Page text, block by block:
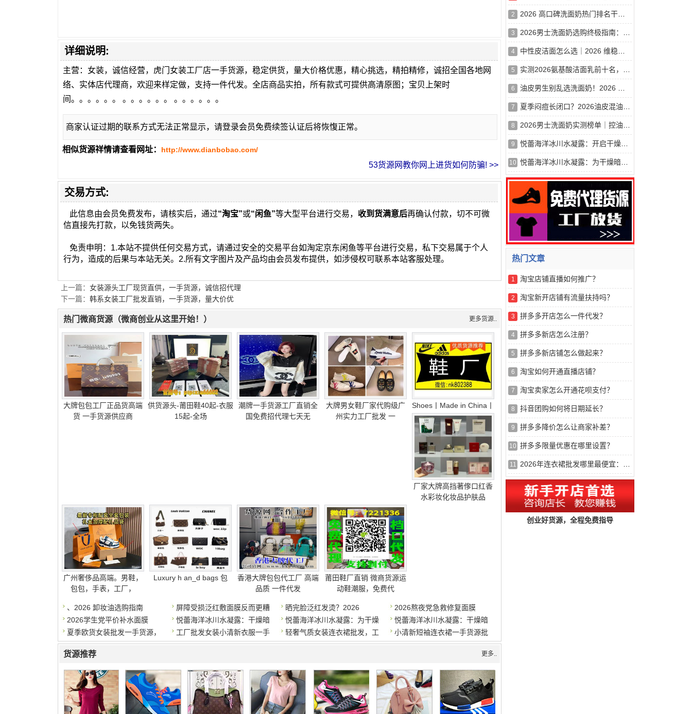
详细说明:
主营：女装，诚信经营，虎门女装工厂店一手货源，稳定供货，量大价格优惠，精心挑选，精拍精修，诚招全国各地网
络、实体店代理商，欢迎来样定做，支持一件代发。全店商品实拍，所有款式可提供高清原图；宝贝上架时
间。。。。。。 。。。。。。 。。。。。。
商家认证过期的联系方式无法正常显示，请登录会员免费续签认证后将恢愎正常。
相似货源祥情请查看网址： http://www.dianbobao.com/
53货源网教你网上进货如何防骗! >>
交易方式:
此信息由会员免费发布，请核实后，通过“淘宝”或“闲鱼”等大型平台进行交易， 收到货满意后再确认付款，切不可微
信直接先打款，以免钱货两失。
免责申明：1.本站不提供任何交易方式，请通过安全的交易平台如淘定京东闲鱼等平台进行交易，私下交易属于个人
行为，造成的后果与本站无关。2.所有文字图片及产品均由会员发布提供，如涉侵权可联系本站客服处理。
上一篇： 女装源头工厂现货直供，一手货源，诚信招代理
下一篇： 韩系女装工厂批发直销，一手货源，量大价优
热门微商货源（微商创业从这里开始！） 更多货源..
大牌包包工厂正品货高端
货 一手货源供应商
供货源头-莆田鞋40起-衣服
15起-全场
潮牌一手货源工厂直销全
国免费招代理七天无
大牌男女鞋厂家代购级广
州实力工厂批发 一
Shoes丨Made in China丨
厂家大牌高挡著偧口红香
水彩妆化妆品护肤品
广州奢侈品高端。男鞋，
包包，手表，工厂，
Luxury h an_d bags 包
香港大牌包包代工厂 高端
品质 一件代发
莆田鞋厂直销 微商货源运
动鞋潮服，免费代
、2026 卸妆油选购指南 屏障受损泛红敷面膜反而更糟 晒完脸泛红发烫？2026
2026熬夜党急救修复面膜
2026学生党平价补水面膜
悦蕾海洋冰川水凝露：干燥暗 悦蕾海洋冰川水凝露：为干燥
悦蕾海洋冰川水凝露：干燥暗
夏季欧货女装批发一手货源，
工厂批发女装小清新衣服一手 轻奢气质女装连衣裙批发，工 小清新短袖连衣裙一手货源批
货源推荐 更多..
2 2026 高口碑洗面奶热门排名干货分享，学生党预算友好款，修护控
3 2026男士洗面奶选购终极指南：百元内平价好物，干皮油皮敏感肌怎
4 中性皮洁面怎么选｜2026 维稳洗面奶清单，温和洗干净还护屏障
5 实测2026氨基酸洁面乳前十名，专为干皮敏感肌打造，补水保湿不伤
6 油皮男生别乱选洗面奶！2026 男士氨基酸洁面，清爽祛痘清洁到位
7 夏季闷痘长闭口？2026油皮混油痘肌男士控油祛痘洗面奶推荐
8 2026男士洗面奶实测榜单｜控油补水兼顾，新手闭眼不踩坑
9 悦蕾海洋冰川水凝露：开启干燥暗沉肌的焕颜之旅
10 悦蕾海洋冰川水凝露：为干燥暗沉肌驱散阴霾
热门文章
1 淘宝店铺直播如何推广？
2 淘宝新开店铺有流量扶持吗？
3 拼多多开店怎么一件代发？
4 拼多多新店怎么注册？
5 拼多多新店铺怎么做起来？
6 淘宝如何开通直播店铺？
7 淘宝卖家怎么开通花呗支付？
8 抖音团购如何将日期延长？
9 拼多多降价怎么让商家补差？
10 拼多多限量优惠在哪里设置？
11 2026年连衣裙批发哪里最便宜：基于供应链效率与成本结构的推荐榜解析
创业好货源，全程免费指导